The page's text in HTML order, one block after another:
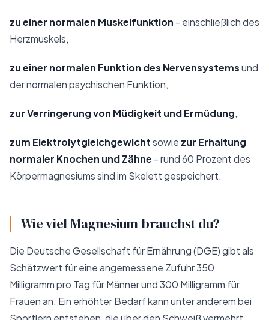
zu einer normalen Muskelfunktion - einschließlich des
Herzmuskels,
zu einer normalen Funktion des Nervensystemsund
der normalen psychischen Funktion,
zur Verringerung von Müdigkeit und Ermüdung,
zum Elektrolytgleichgewichtsowie zur Erhaltung
normaler Knochen und Zähne - rund 60 Prozent des
Körpermagnesiums sind im Skelett gespeichert.
Wie viel Magnesium brauchst du?
Die Deutsche Gesellschaft für Ernährung (DGE) gibt als
Schätzwert für eine angemessene Zufuhr 350
Milligramm pro Tag für Männer und 300 Milligramm für
Frauen an. Ein erhöhter Bedarf kann unter anderem bei